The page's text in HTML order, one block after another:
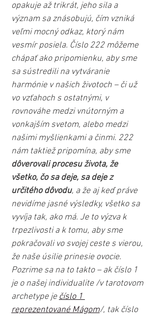
opakuje až trikrát, jeho sila a
význam sa znásobujú, čím vzniká
veľmi mocný odkaz, ktorý nám
vesmír posiela. Číslo 222 môžeme
chápať ako pripomienku, aby sme
sa sústredili na vytváranie
harmónie v našich životoch – či už
vo vzťahoch s ostatnými, v
rovnováhe medzi vnútorným a
vonkajším svetom, alebo medzi
našimi myšlienkami a činmi. 222
nám taktiež pripomína, aby sme
dôverovali procesu života, že
všetko, čo sa deje, sa deje z
určitého dôvodu, a že aj keď práve
nevidíme jasné výsledky, všetko sa
vyvíja tak, ako má. Je to výzva k
trpezlivosti a k tomu, aby sme
pokračovali vo svojej ceste s vierou,
že naše úsilie prinesie ovocie.
Pozrime sa na to takto – ak číslo 1
je o našej individualite /v tarotovom
archetype je číslo 1
reprezentované Mágom/, tak číslo